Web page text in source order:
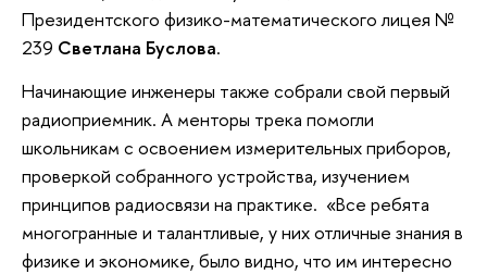
Президентского физико-математического лицея №
239 Светлана Буслова.
Начинающие инженеры также собрали свой первый
радиоприемник. А менторы трека помогли
школьникам с освоением измерительных приборов,
проверкой собранного устройства, изучением
принципов радиосвязи на практике. «Все ребята
многогранные и талантливые, у них отличные знания в
физике и экономике, было видно, что им интересно